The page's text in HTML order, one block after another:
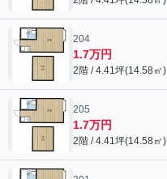
204
1.7万円
2階 / 4.41坪(14.58㎡)
205
1.7万円
2階 / 4.41坪(14.58㎡)